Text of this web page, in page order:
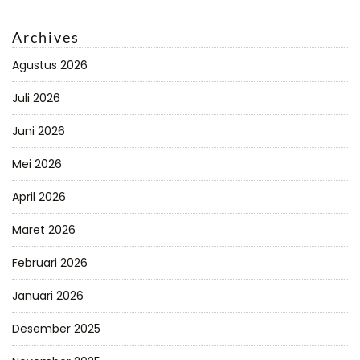
Archives
Agustus 2026
Juli 2026
Juni 2026
Mei 2026
April 2026
Maret 2026
Februari 2026
Januari 2026
Desember 2025